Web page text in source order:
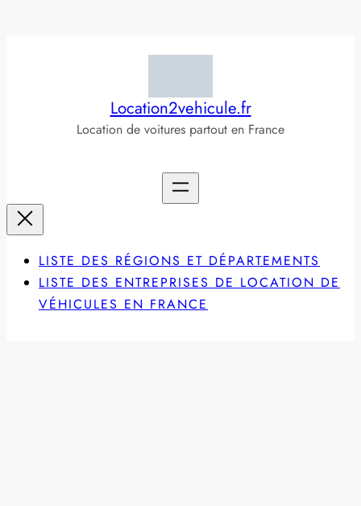
Location2vehicule.fr
Location de voitures partout en France
LISTE DES RÉGIONS ET DÉPARTEMENTS
LISTE DES ENTREPRISES DE LOCATION DE
VÉHICULES EN FRANCE